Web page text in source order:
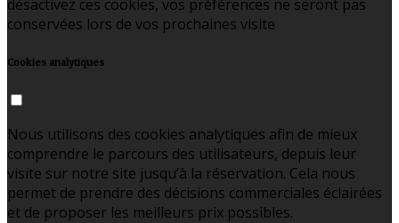
désactivez ces cookies, vos préférences ne seront pas
conservées lors de vos prochaines visite
Cookies analytiques
Nous utilisons des cookies analytiques afin de mieux
comprendre le parcours des utilisateurs, depuis leur
visite sur notre site jusqu’à la réservation. Cela nous
permet de prendre des décisions commerciales éclairées
et de proposer les meilleurs prix possibles.